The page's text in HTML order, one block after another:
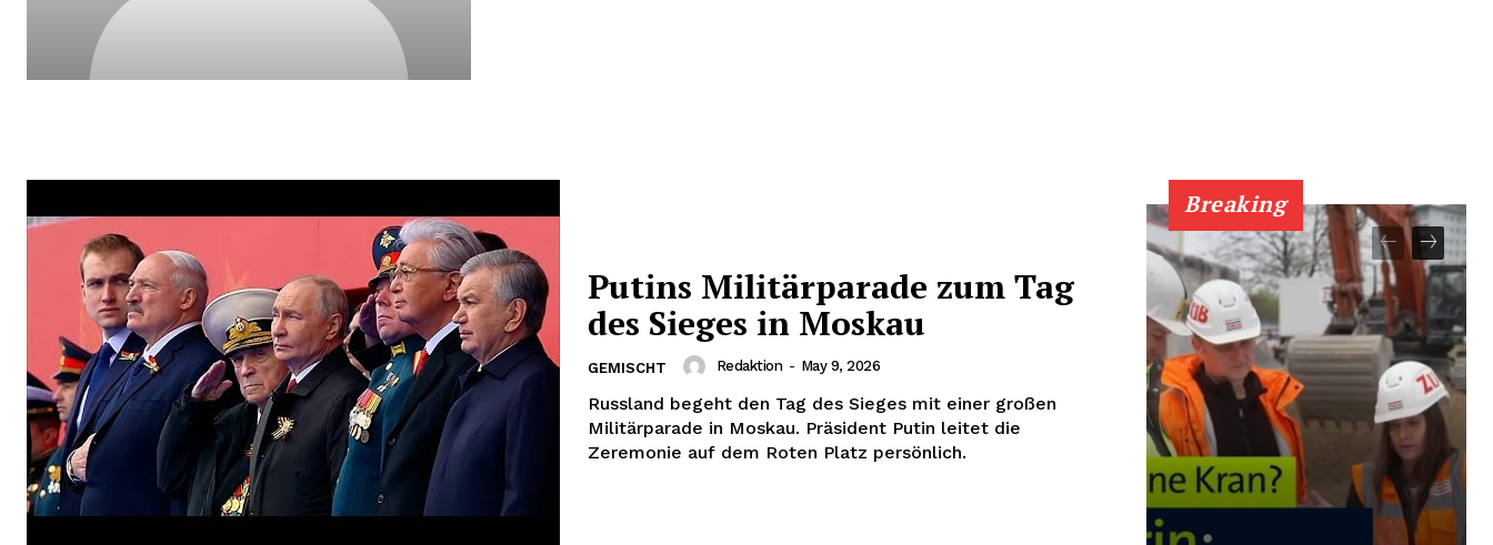
Putins Militärparade zum Tag
des Sieges in Moskau
GEMISCHT Redaktion - May 9, 2026
Russland begeht den Tag des Sieges mit einer großen
Militärparade in Moskau. Präsident Putin leitet die
Zeremonie auf dem Roten Platz persönlich.
Breaking